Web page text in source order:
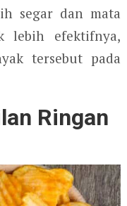
segar dan mata
lebih efektifnya,
tersebut pada
Ringan